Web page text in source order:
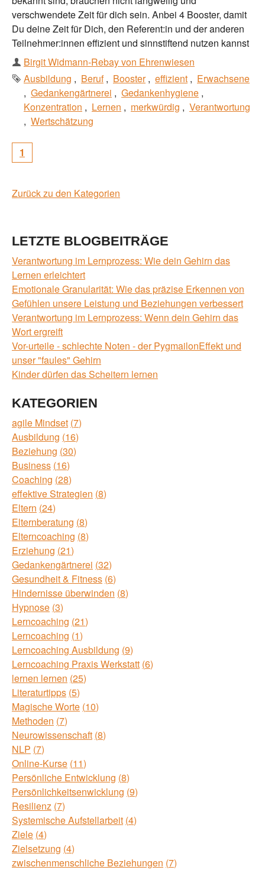
verschwendete Zeit für dich sein. Anbei 4 Booster, damit
Du deine Zeit für Dich, den Referent:in und der anderen
Teilnehmer:innen effizient und sinnstiftend nutzen kannst
Autor
Birgit Widmann-Rebay von Ehrenwiesen
Schlagworte
Ausbildung Beruf Booster effizient
Erwachsene
Gedankengärtnerei
Gedankenhygiene
Konzentration
Lernen merkwürdig
Verantwortung
Wertschätzung
1
Zurück zu den Kategorien
LETZTE BLOGBEITRÄGE
Verantwortung im Lernprozess: Wie dein Gehirn das
Lernen erleichtert
Emotionale Granularität: Wie das präzise Erkennen von
Gefühlen unsere Leistung und Beziehungen verbessert
Verantwortung im Lernprozess: Wenn dein Gehirn das
Wort ergreift
Vor-urteile - schlechte Noten - der PygmailonEffekt und
unser "faules" Gehirn
Kinder dürfen das Scheitern lernen
KATEGORIEN
agile Mindset 7
Ausbildung 16
Beziehung 30
Business 16
Coaching 28
effektive Strategien 8
Eltern 24
Elternberatung 8
Elterncoaching 8
Erziehung 21
Gedankengärtnerei 32
Gesundheit & Fitness 6
Hindernisse überwinden 8
Hypnose 3
Lerncoaching 21
Lerncoaching 1
Lerncoaching Ausbildung 9
Lerncoaching Praxis Werkstatt 6
lernen lernen 25
Literaturtipps 5
Magische Worte 10
Methoden 7
Neurowissenschaft 8
NLP 7
Online-Kurse 11
Persönliche Entwicklung 8
Persönlichkeitsenwicklung 9
Resilienz 7
Systemische Aufstellarbeit 4
Ziele 4
Zielsetzung 4
zwischenmenschliche Beziehungen 7